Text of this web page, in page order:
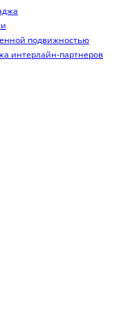
подвижностью
интерлайн-партнеров